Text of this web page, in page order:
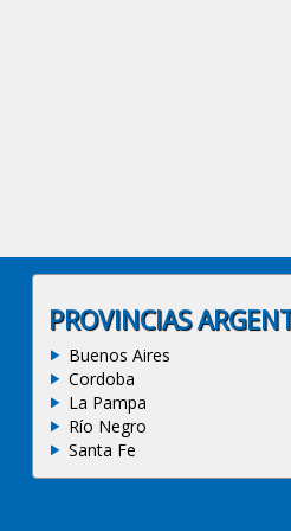
PROVINCIAS
Buenos Aires
Cordoba
La Pampa
Río Negro
Santa Fe